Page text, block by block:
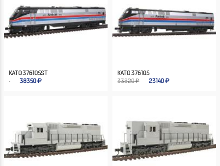
KATO 376105ST
38350
KATO 376105
33820 ₽
23140